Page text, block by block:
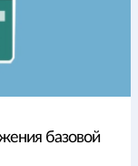
базовой